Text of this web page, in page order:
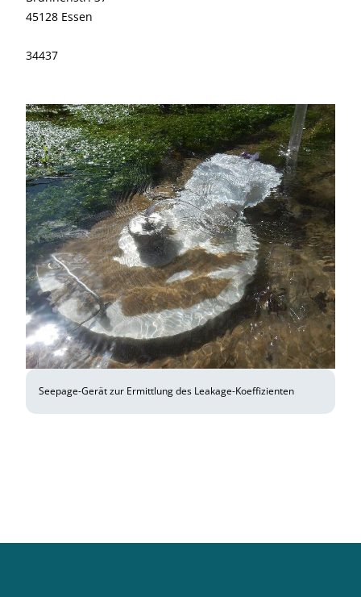
45128 Essen
34437
Seepage-Gerät zur Ermittlung des Leakage-Koeffizienten